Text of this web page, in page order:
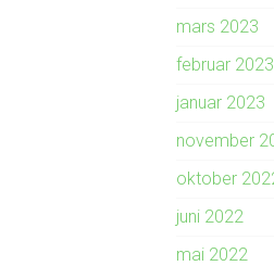
mars 2023
februar 2023
januar 2023
november
oktober
juni 2022
mai 2022